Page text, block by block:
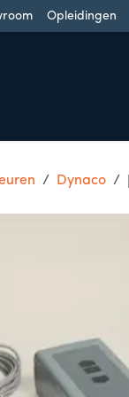
Opleidingen
Dynaco